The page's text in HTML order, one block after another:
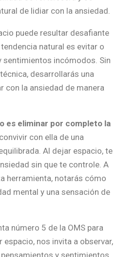
de lidiar con la ansiedad.
puede resultar desafiante
natural es evitar o
incómodos. Sin
desarrollarás una
con la ansiedad de manera
es eliminar por completo la
con ella de una
Al dejar espacio, te
sin que te controle. A
herramienta, notarás cómo
mental y una sensación de
número 5 de la OMS para
nos invita a observar,
y sentimientos